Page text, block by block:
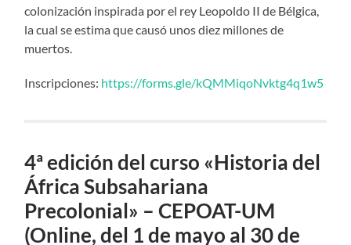
colonización inspirada por el rey Leopoldo II de Bélgica,
la cual se estima que causó unos diez millones de
muertos.
Inscripciones: https://forms.gle/kQMMiqoNvktg4q1w5
4ª edición del curso «Historia del
África Subsahariana
Precolonial» – CEPOAT-UM
(Online, del 1 de mayo al 30 de